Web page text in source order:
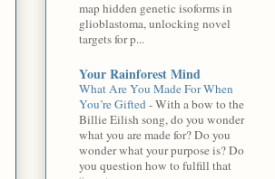
map hidden genetic isoforms in
glioblastoma, unlocking novel
targets for p...
Your Rainforest Mind
What Are You Made For When
You’re Gifted-With a bow to the
Billie Eilish song, do you wonder
what you are made for? Do you
wonder what your purpose is? Do
you question how to fulfill that